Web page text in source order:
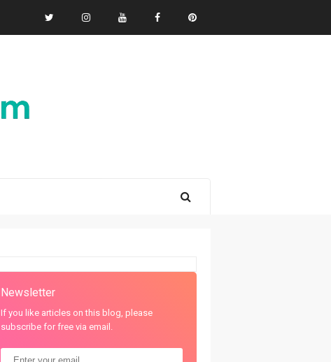
Newsletter
If you like articles on this blog, please
subscribe for free via email.